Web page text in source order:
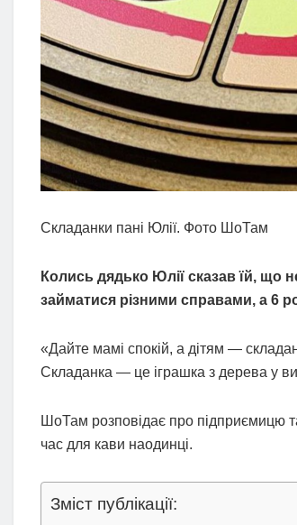
Складанки пані Юлії. Фото ШоТам
Колись дядько Юлії сказав їй, що
займатися різними справами, а 6
«Дайте мамі спокій, а дітям —
Складанка — це іграшка з дерева у
ШоТам розповідає про підприємицю
час для кави наодинці.
Зміст публікації: